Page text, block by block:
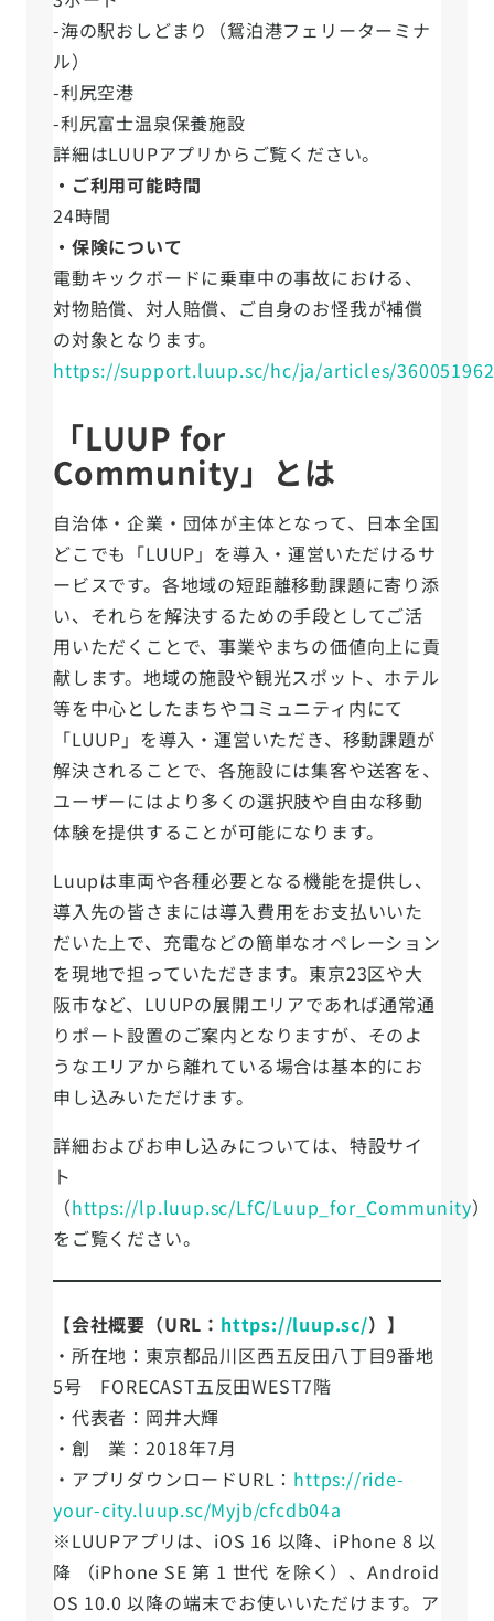
-海の駅おしどまり（鴛泊港フェリーターミナ
ル）
-利尻空港
-利尻富士温泉保養施設
詳細はLUUPアプリからご覧ください。
・ご利用可能時間
24時間
・保険について
電動キックボードに乗車中の事故における、
対物賠償、対人賠償、ご自身のお怪我が補償
の対象となります。
https://support.luup.sc/hc/ja/articles/
「LUUP for
Community」とは
自治体・企業・団体が主体となって、日本全国
どこでも「LUUP」を導入・運営いただけるサ
ービスです。各地域の短距離移動課題に寄り添
い、それらを解決するための手段としてご活
用いただくことで、事業やまちの価値向上に貢
献します。地域の施設や観光スポット、ホテル
等を中心としたまちやコミュニティ内にて
「LUUP」を導入・運営いただき、移動課題が
解決されることで、各施設には集客や送客を、
ユーザーにはより多くの選択肢や自由な移動
体験を提供することが可能になります。
Luupは車両や各種必要となる機能を提供し、
導入先の皆さまには導入費用をお支払いいた
だいた上で、充電などの簡単なオペレーション
を現地で担っていただきます。東京23区や大
阪市など、LUUPの展開エリアであれば通常通
りポート設置のご案内となりますが、そのよ
うなエリアから離れている場合は基本的にお
申し込みいただけます。
詳細およびお申し込みについては、特設サイ
ト
（https://lp.luup.sc/LfC/Luup_for_Community）
をご覧ください。
【会社概要（URL： https://luup.sc/）】
・所在地：東京都品川区西五反田八丁目9番地
5号 FORECAST五反田WEST7階
・代表者：岡井大輝
・創 業：2018年7月
・アプリダウンロードURL： https://ride-
your-city.luup.sc/Myjb/cfcdb04a
※LUUPアプリは、iOS 16 以降、iPhone 8 以
降 （iPhone SE 第 1 世代 を除く）、Android
OS 10.0 以降の端末でお使いいただけます。ア